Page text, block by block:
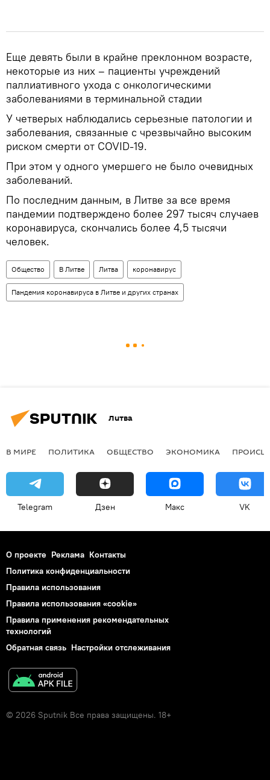
Еще девять были в крайне преклонном возрасте,
некоторые из них – пациенты учреждений
паллиативного ухода с онкологическими
заболеваниями в терминальной стадии
У четверых наблюдались серьезные патологии и
заболевания, связанные с чрезвычайно высоким
риском смерти от COVID-19.
При этом у одного умершего не было очевидных
заболеваний.
По последним данным, в Литве за все время
пандемии подтверждено более 297 тысяч случаев
коронавируса, скончались более 4,5 тысячи
человек.
Общество В Литве Литва коронавирус
Пандемия коронавируса в Литве и других странах
Литва
В МИРЕ ПОЛИТИКА ОБЩЕСТВО ЭКОНОМИКА
Telegram Дзен Макс VK
О проекте Реклама Контакты
Политика конфиденциальности
Правила использования
Правила использования «cookie»
Правила применения рекомендательных
технологий
Обратная связь Настройки отслеживания
© 2026 Sputnik Все права защищены. 18+